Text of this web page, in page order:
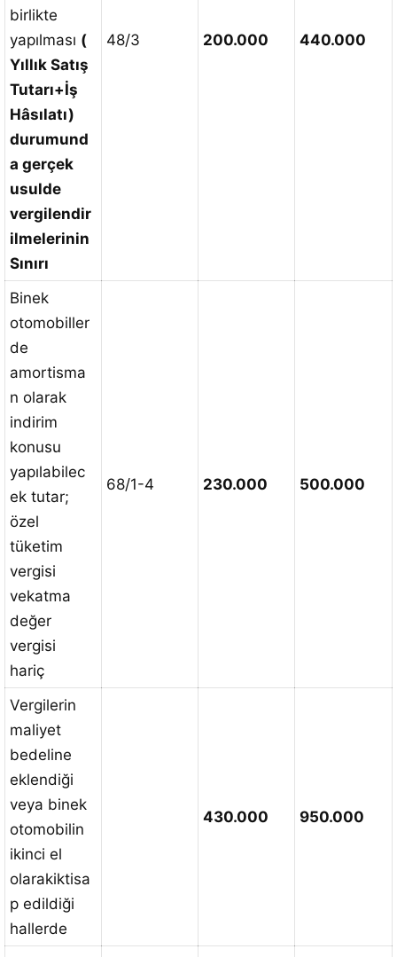
birlikte
yapılması (
Yıllık Satış
Tutarı+İş
Hâsılatı)
durumund
a gerçek
usulde
vergilendir
ilmelerinin
Sınırı
48/3 200.000 440.000
Binek
otomobiller
de
amortisma
n olarak
indirim
konusu
yapılabilec
ek tutar;
özel
tüketim
vergisi
vekatma
değer
vergisi
hariç
68/1-4 230.000 500.000
Vergilerin
maliyet
bedeline
eklendiği
veya binek
otomobilin
ikinci el
olarakiktisa
p edildiği
hallerde
430.000 950.000